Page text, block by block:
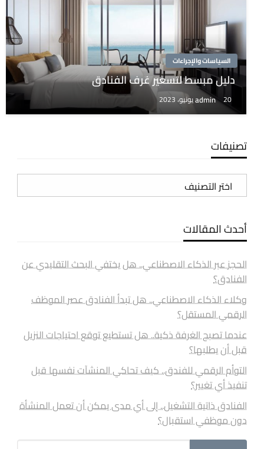
السياسات والإجراءات
دليل مبسط لتسعير غرف الفنادق
admin 20 يونيو، 2023
تصنيفات
تصنيفات
أحدث المقالات
الحجز عبر الذكاء الاصطناعي.. هل يختفي البحث التقليدي عن
الفنادق؟
وكلاء الذكاء الاصطناعي.. هل تبدأ الفنادق عصر الموظف
الرقمي المستقل؟
عندما تصبح الغرفة ذكية.. هل تستطيع توقع احتياجات النزيل
قبل أن يطلبها؟
التوأم الرقمي للفندق.. كيف تحاكي المنشآت نفسها قبل
تنفيذ أي تغيير؟
الفنادق ذاتية التشغيل.. إلى أي مدى يمكن أن تعمل المنشأة
دون موظفي استقبال؟